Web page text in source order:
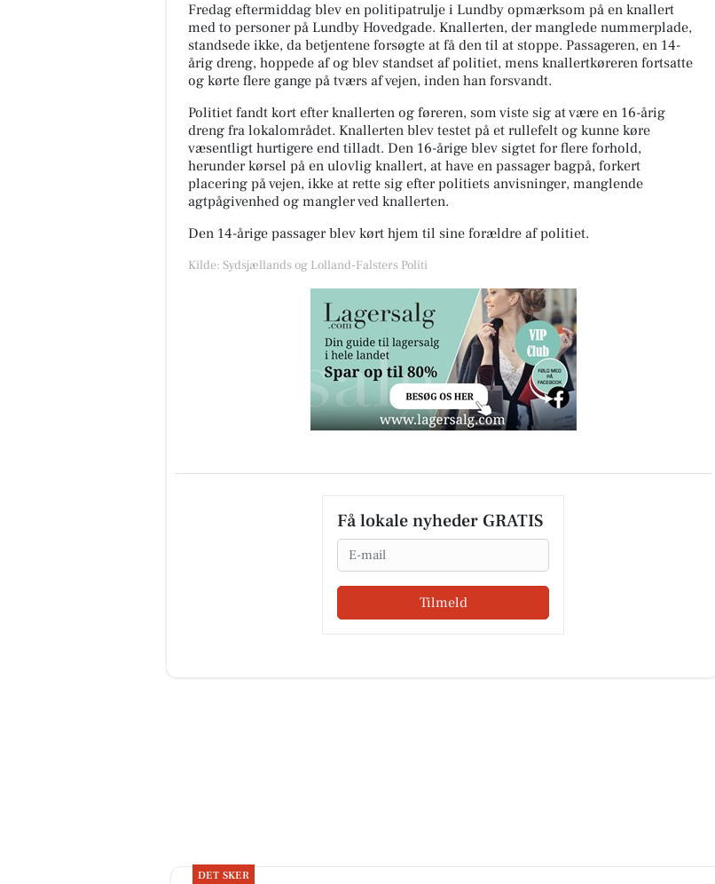
Fredag eftermiddag blev en politipatrulje i Lundby opmærksom på en knallert
med to personer på Lundby Hovedgade. Knallerten, der manglede nummerplade,
standsede ikke, da betjentene forsøgte at få den til at stoppe. Passageren, en 14-
årig dreng, hoppede af og blev standset af politiet, mens knallertkøreren fortsatte
og kørte flere gange på tværs af vejen, inden han forsvandt.
Politiet fandt kort efter knallerten og føreren, som viste sig at være en 16-årig
dreng fra lokalområdet. Knallerten blev testet på et rullefelt og kunne køre
væsentligt hurtigere end tilladt. Den 16-årige blev sigtet for flere forhold,
herunder kørsel på en ulovlig knallert, at have en passager bagpå, forkert
placering på vejen, ikke at rette sig efter politiets anvisninger, manglende
agtpågivenhed og mangler ved knallerten.
Den 14-årige passager blev kørt hjem til sine forældre af politiet.
Kilde: Sydsjællands og Lolland-Falsters Politi
Få lokale nyheder GRATIS
Email
Tilmeld
DET SKER